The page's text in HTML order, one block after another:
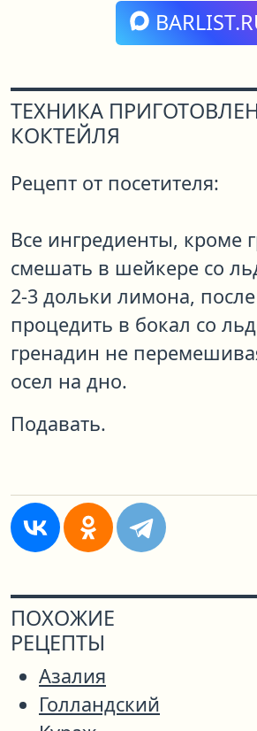
ТЕХНИКА
КОКТЕЙЛЯ
Рецепт от посетителя:
Все ингредиенты, кроме
смешать в шейкере со
2-3 дольки лимона, после
процедить в бокал со
гренадин не
осел на дно.
Подавать.
ПОХОЖИЕ
РЕЦЕПТЫ
Азалия
Голландский